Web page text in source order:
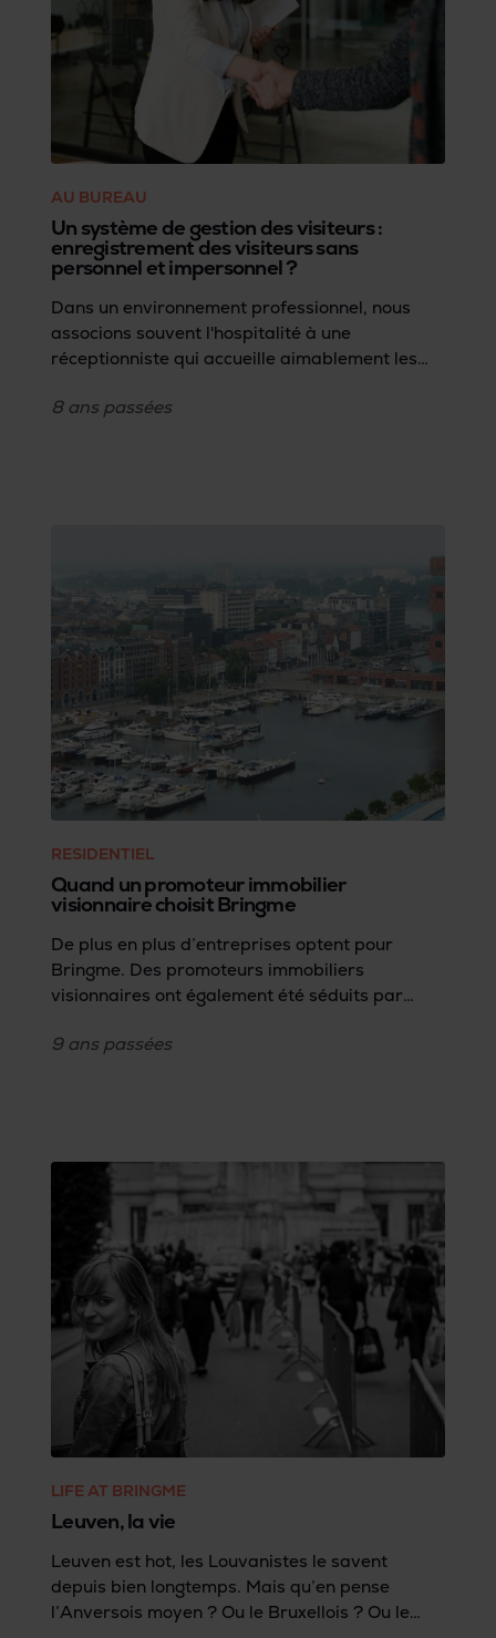
AU BUREAU
Un système de gestion des visiteurs :
enregistrement des visiteurs sans
personnel et impersonnel ?
Dans un environnement professionnel, nous
associons souvent l'hospitalité à une
réceptionniste qui accueille aimablement les
personnel, semble donc contraire à un accueil
8 ans passées
RESIDENTIEL
Quand un promoteur immobilier
visionnaire choisit Bringme
De plus en plus d’entreprises optent pour
Bringme. Des promoteurs immobiliers
visionnaires ont également été séduits par
Nous avons demandé au CEO Stéphane
9 ans passées
LIFE AT BRINGME
Leuven, la vie
Leuven est hot, les Louvanistes le savent
depuis bien longtemps. Mais qu’en pense
l’Anversois moyen ? Ou le Bruxellois ? Ou le